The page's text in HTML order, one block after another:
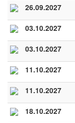
26.09.2027
03.10.2027
03.10.2027
11.10.2027
11.10.2027
18.10.2027